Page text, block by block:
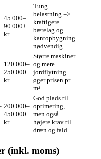
45.000–
90.000+
kr.
Tung
belastning =>
kraftigere
bærelag og
kantopbygning
nødvendig.
120.000–
250.000+
kr.
Større maskiner
og mere
jordflytning
øger prisen pr.
m²
200.000–
450.000+
kr.
God plads til
optimering,
men også
højere krav til
dræn og fald.
(inkl. moms)